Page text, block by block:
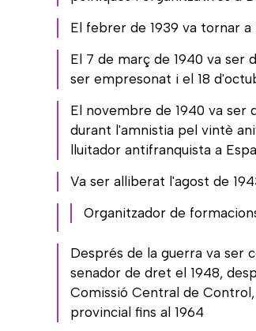
El febrer de 1939 va tornar
El 7 de març de 1940 va ser
ser empresonat i el 18
El novembre de 1940 va ser
durant l'amnistia pel vintè
lluitador antifranquista a
Va ser alliberat l'agost de
Organitzador de
Després de la guerra va ser
senador de dret el 1948,
Comissió Central de
provincial fins al 1964